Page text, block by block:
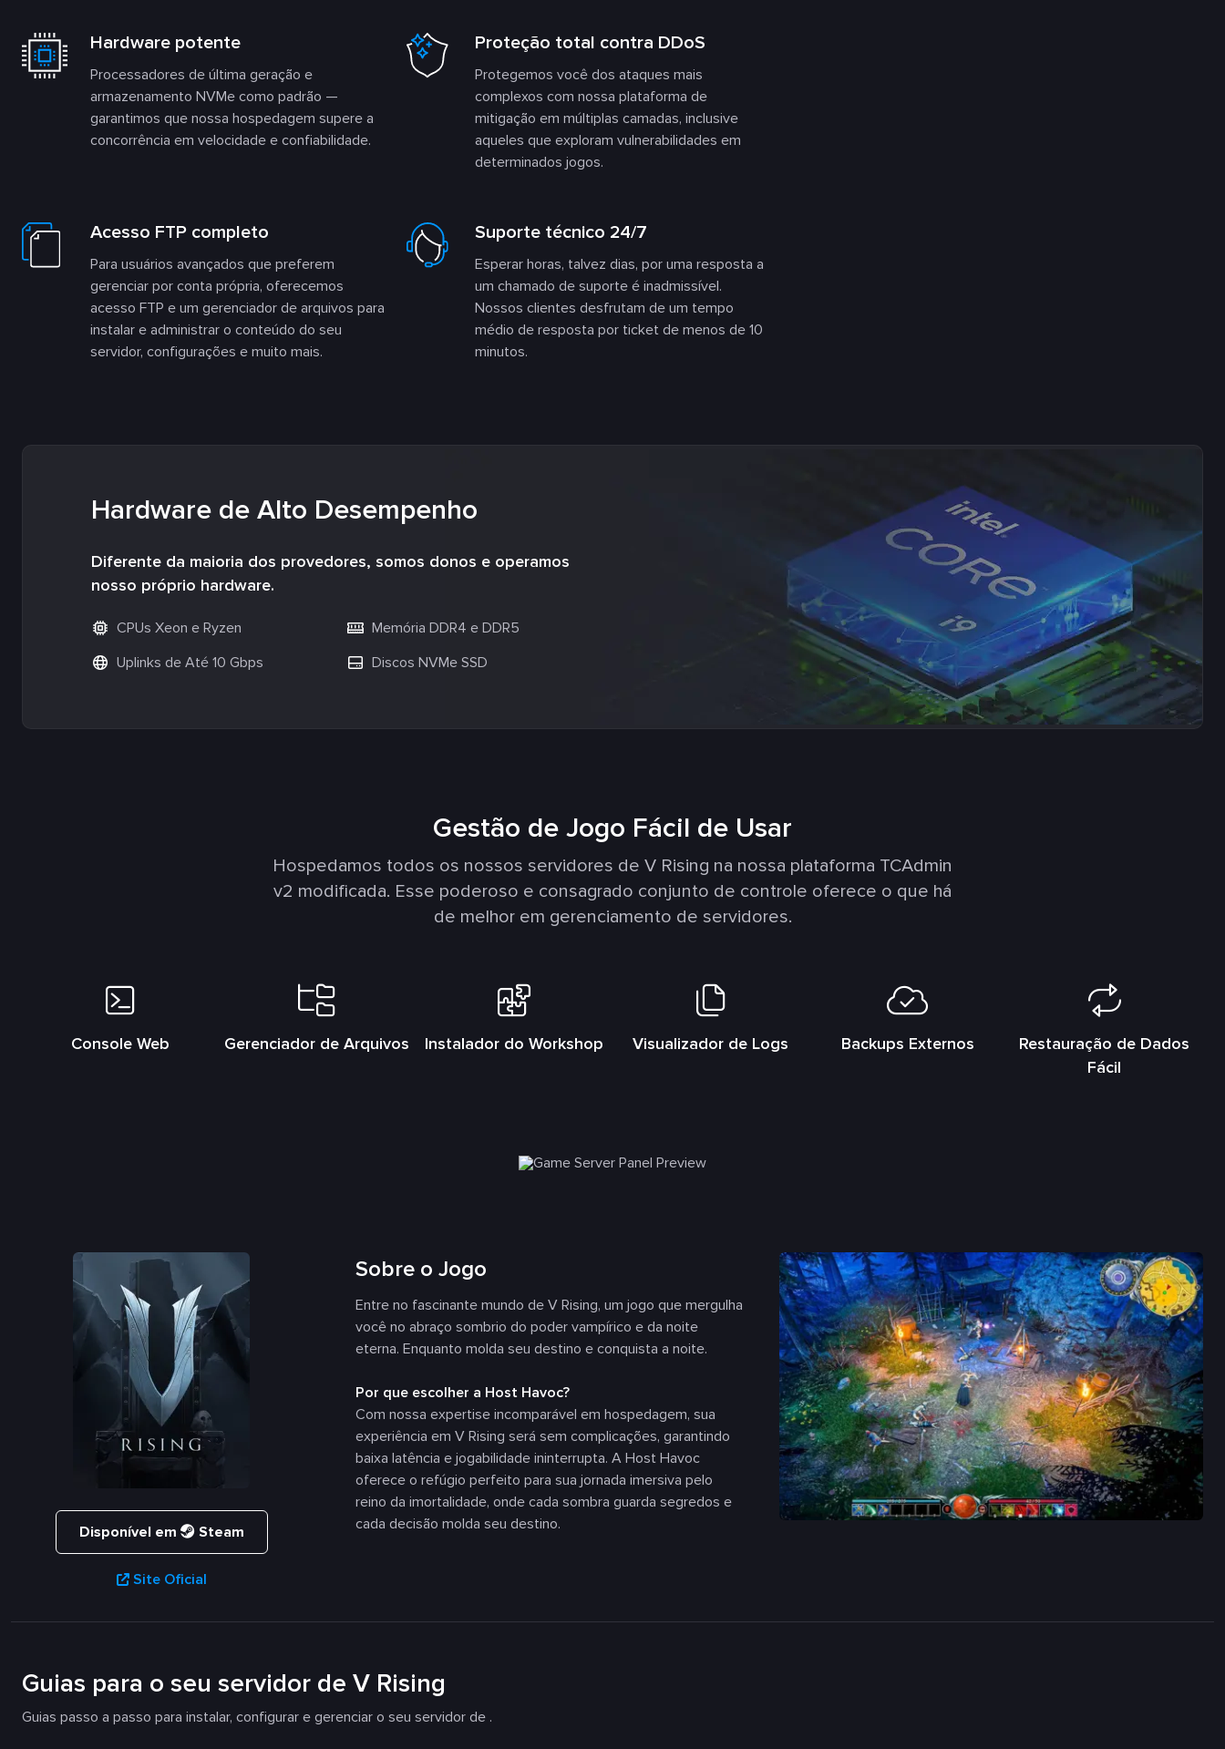
Hardware potente
Processadores de última geração e
armazenamento NVMe como padrão —
garantimos que nossa hospedagem supere a
concorrência em velocidade e confiabilidade.
Proteção total contra DDoS
Protegemos você dos ataques mais
complexos com nossa plataforma de
mitigação em múltiplas camadas, inclusive
aqueles que exploram vulnerabilidades em
determinados jogos.
Acesso FTP completo
Para usuários avançados que preferem
gerenciar por conta própria, oferecemos
acesso FTP e um gerenciador de arquivos para
instalar e administrar o conteúdo do seu
servidor, configurações e muito mais.
Suporte técnico 24/7
Esperar horas, talvez dias, por uma resposta a
um chamado de suporte é inadmissível.
Nossos clientes desfrutam de um tempo
médio de resposta por ticket de menos de 10
minutos.
Hardware de Alto Desempenho
Diferente da maioria dos provedores, somos donos e operamos
nosso próprio hardware.
CPUs Xeon e Ryzen
Memória DDR4 e DDR5
Uplinks de Até 10 Gbps
Discos NVMe SSD
Gestão de Jogo Fácil de Usar
Hospedamos todos os nossos servidores de V Rising na nossa plataforma TCAdmin
v2 modificada. Esse poderoso e consagrado conjunto de controle oferece o que há
de melhor em gerenciamento de servidores.
Console Web Gerenciador de Arquivos Instalador do Workshop Visualizador de Logs Backups Externos
Restauração de Dados
Fácil
Disponível em Steam
Site Oficial
Sobre o Jogo
Entre no fascinante mundo de V Rising, um jogo que mergulha
você no abraço sombrio do poder vampírico e da noite
eterna. Enquanto molda seu destino e conquista a noite.
Por que escolher a Host Havoc?
Com nossa expertise incomparável em hospedagem, sua
experiência em V Rising será sem complicações, garantindo
baixa latência e jogabilidade ininterrupta. A Host Havoc
oferece o refúgio perfeito para sua jornada imersiva pelo
reino da imortalidade, onde cada sombra guarda segredos e
cada decisão molda seu destino.
Guias para o seu servidor de V Rising
Guias passo a passo para instalar, configurar e gerenciar o seu servidor de .